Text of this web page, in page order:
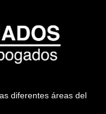
diferentes áreas del